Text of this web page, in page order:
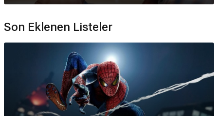
Son Eklenen Listeler